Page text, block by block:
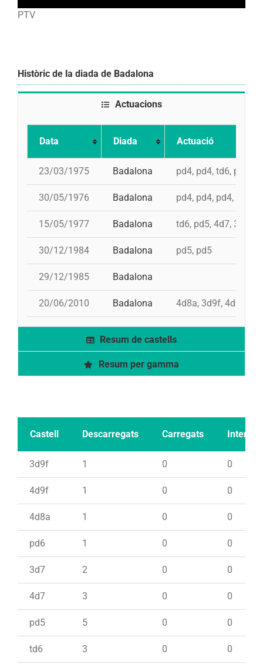
PTV
Històric de la diada de Badalona
Actuacions
Data Diada Actuació
23/03/1975 Badalona pd4, pd4, td6, pd5,
30/05/1976 Badalona pd4, pd4, pd4, pd4,
15/05/1977 Badalona td6, pd5, 4d7, 3d7
30/12/1984 Badalona pd5, pd5
29/12/1985 Badalona
20/06/2010 Badalona 4d8a, 3d9f, 4d9f,
Resum de castells
Resum per gamma
Castell Descarregats Carregats Intents
3d9f 1 0 0
4d9f 1 0 0
4d8a 1 0 0
pd6 1 0 0
3d7 2 0 0
4d7 3 0 0
pd5 5 0 0
td6 3 0 0